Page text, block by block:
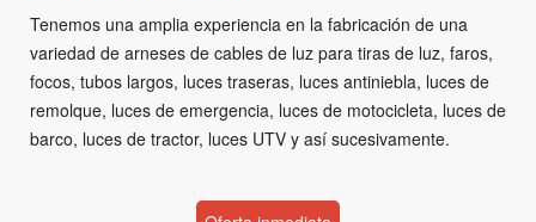
Tenemos una amplia experiencia en la fabricación de una
variedad de arneses de cables de luz para tiras de luz, faros,
focos, tubos largos, luces traseras, luces antiniebla, luces de
remolque, luces de emergencia, luces de motocicleta, luces de
barco, luces de tractor, luces UTV y así sucesivamente.